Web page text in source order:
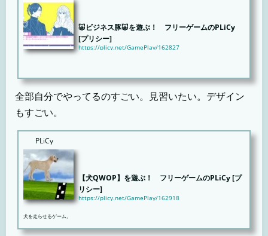
🐷ビジネス豚🐷を遊ぶ！ フリーゲームのPLiCy
[プリシー]
https://plicy.net/GamePlay/162827
V。...
全部自分でやってるのすごい。見習いたい。デザイン
もすごい。
PLiCy
【犬QWOP】を遊ぶ！ フリーゲームのPLiCy [プ
リシー]
https://plicy.net/GamePlay/162918
犬を走らせるゲーム。